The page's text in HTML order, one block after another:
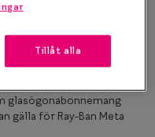
Trender
glasögonabonnemang
för Ray-Ban Meta och
glasögonabonnemang
gälla för Ray-Ban Meta
Tillåt alla